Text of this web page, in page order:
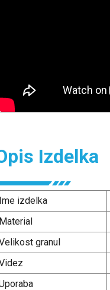
Izdelka
Ime izdelka
Material
granul